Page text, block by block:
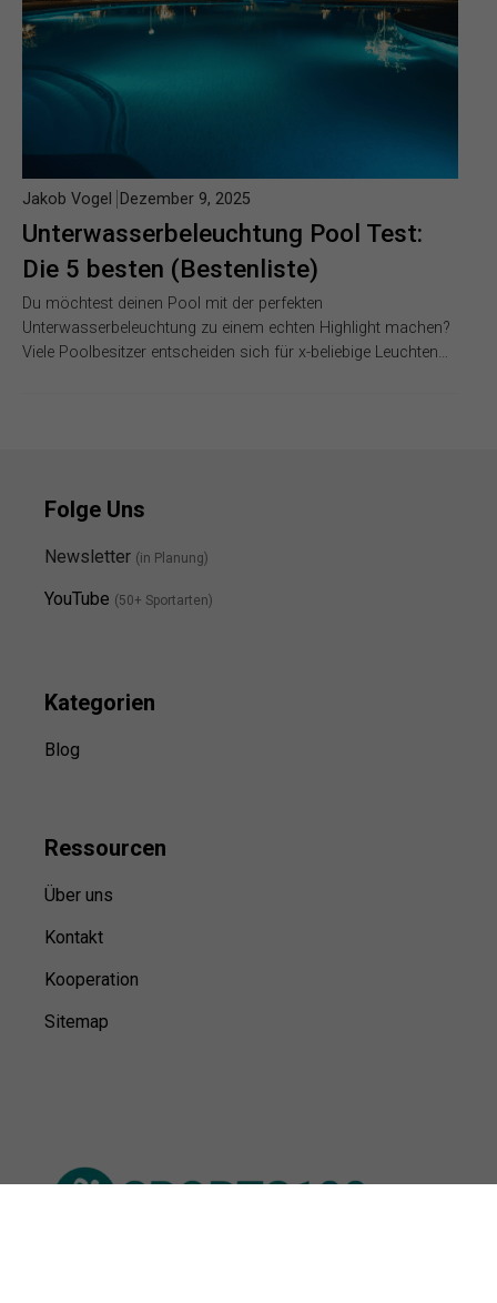
Unterwasserbeleuchtung Pool Test:
Die 5 besten (Bestenliste)
Jakob Vogel Dezember 9, 2025
Du möchtest deinen Pool mit der perfekten
Unterwasserbeleuchtung zu einem echten Highlight machen?
Viele Poolbesitzer entscheiden sich für x-beliebige Leuchten…
Folge Uns
Newsletter (in Planung)
YouTube (50+ Sportarten)
Kategorien
Blog
Ressourcen
Über uns
Kontakt
Kooperation
Sitemap